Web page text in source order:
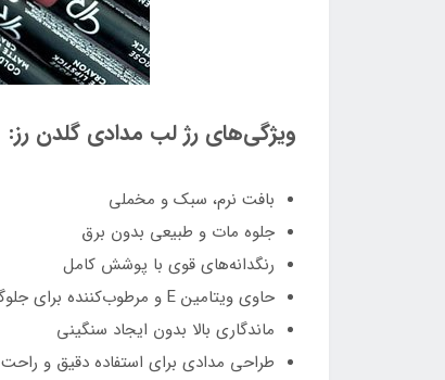
ویژگی‌های رژ لب مدادی گلدن رز:
بافت نرم، سبک و مخملی
جلوه مات و طبیعی بدون برق
رنگدانه‌های قوی با پوشش کامل
حاوی ویتامین E و مرطوب‌کننده برای جلوگیری از خشکی لب
ماندگاری بالا بدون ایجاد سنگینی
طراحی مدادی برای استفاده دقیق و راحت